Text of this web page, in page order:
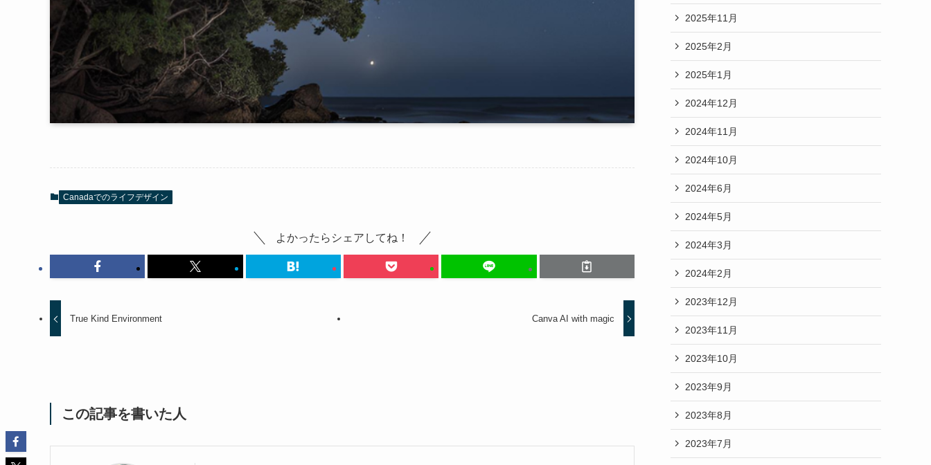
Canadaでのライフデザイン
よかったらシェアしてね！
True Kind Environment Canva AI with magic
この記事を書いた人
2025年11月
2025年2月
2025年1月
2024年12月
2024年11月
2024年10月
2024年6月
2024年5月
2024年3月
2024年2月
2023年12月
2023年11月
2023年10月
2023年9月
2023年8月
2023年7月